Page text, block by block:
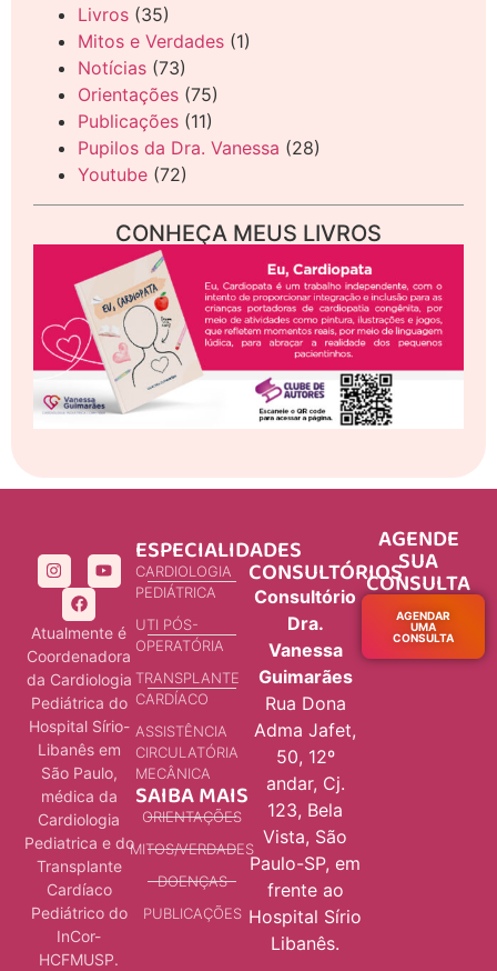
Livros (35)
Mitos e Verdades (1)
Notícias (73)
Orientações (75)
Publicações (11)
Pupilos da Dra. Vanessa (28)
Youtube (72)
CONHEÇA MEUS LIVROS
Atualmente é
Coordenadora
da Cardiologia
Pediátrica do
Hospital Sírio-
Libanês em
São Paulo,
médica da
Cardiologia
Pediatrica e do
Transplante
Cardíaco
Pediátrico do
InCor-
HCFMUSP.
ESPECIALIDADES
CARDIOLOGIA
PEDIÁTRICA
UTI PÓS-
OPERATÓRIA
TRANSPLANTE
CARDÍACO
ASSISTÊNCIA
CIRCULATÓRIA
MECÂNICA
SAIBA MAIS
ORIENTAÇÕES
MITOS/VERDADES
DOENÇAS
PUBLICAÇÕES
CONSULTÓRIOS
Consultório
Dra.
Vanessa
Guimarães
Rua Dona
Adma Jafet,
50, 12º
andar, Cj.
123, Bela
Vista, São
Paulo-SP, em
frente ao
Hospital Sírio
Libanês.
AGENDE
SUA
CONSULTA
AGENDAR
UMA
CONSULTA